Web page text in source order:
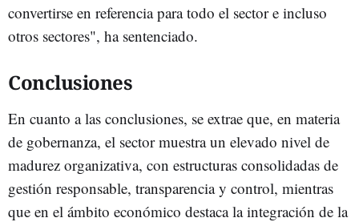
convertirse en referencia para todo el sector e incluso
otros sectores", ha sentenciado.
Conclusiones
En cuanto a las conclusiones, se extrae que, en materia
de gobernanza, el sector muestra un elevado nivel de
madurez organizativa, con estructuras consolidadas de
gestión responsable, transparencia y control, mientras
que en el ámbito económico destaca la integración de la